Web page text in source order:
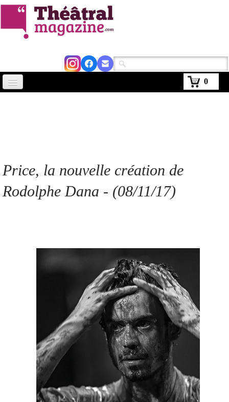
0
Se connecter
Price, la nouvelle création de
Rodolphe Dana - (08/11/17)